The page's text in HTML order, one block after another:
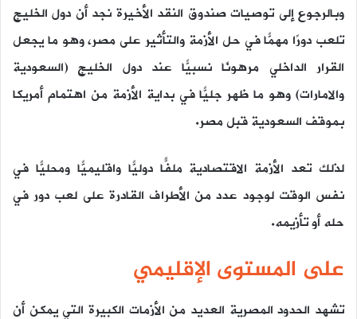
وبالرجوع إلى توصيات صندوق النقد الأخيرة نجد أن دول الخليج
تلعب دورًا مهمًّا في حل الأزمة والتأثير على مصر، وهو ما يجعل
القرار الداخلي مرهونًا نسبيًّا عند دول الخليج (السعودية
والامارات) وهو ما ظهر جليًّا في بداية الأزمة من اهتمام أمريكا
بموقف السعودية قبل مصر.
لذلك تعد الأزمة الاقتصادية ملفًّا دوليًّا واقليميًّا ومحليًّا في
نفس الوقت لوجود عدد من الأطراف القادرة على لعب دور في
حله أو تأزيمه.
على المستوى الإقليمي
تشهد الحدود المصرية العديد من الأزمات الكبيرة التي يمكن أن